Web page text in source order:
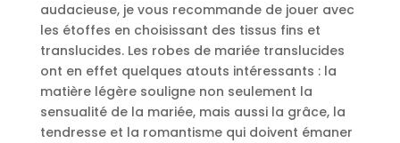
audacieuse, je vous recommande de jouer avec
les étoffes en choisissant des tissus fins et
translucides. Les robes de mariée translucides
ont en effet quelques atouts intéressants : la
matière légère souligne non seulement la
sensualité de la mariée, mais aussi la grâce, la
tendresse et la romantisme qui doivent émaner